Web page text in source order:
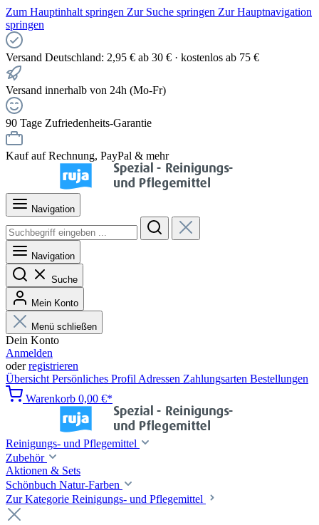
Zum Hauptinhalt springen Zur Suche springen Zur Hauptnavigation
springen
Versand Deutschland: 2,95 € ab 30 € · kostenlos ab 75 €
Versand innerhalb von 24h (Mo-Fr)
90 Tage Zufriedenheits-Garantie
Kauf auf Rechnung, PayPal & mehr
Navigation
Navigation
Suche
Mein Konto
Menü schließen
Dein Konto
Anmelden
oderregistrieren
Übersicht Persönliches Profil Adressen Zahlungsarten Bestellungen
Warenkorb 0,00 €*
Reinigungs- und Pflegemittel
Zubehör
Aktionen & Sets
Schönbuch Natur-Farben
Zur Kategorie Reinigungs- und Pflegemittel